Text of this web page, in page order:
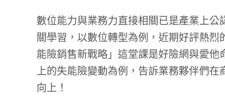
數位能力與業務力直接相關已是產業上
關學習，以數位轉型為例，近期好評熱
能險銷售新戰略」這堂課是好險網與愛
上的失能險變動為例，告訴業務夥伴們
向上！